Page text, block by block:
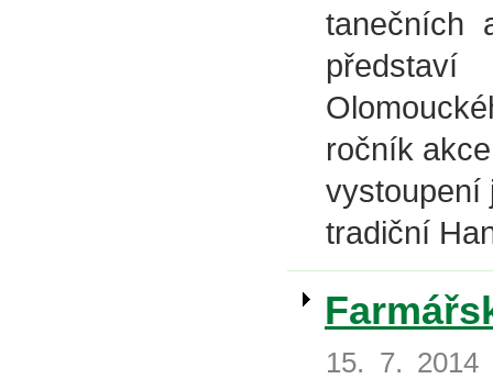
tanečních
ročník
vystoupení
tradiční
15. 7. 2014